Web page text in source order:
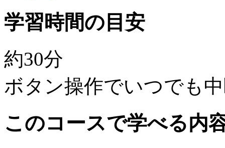
学習時間の目安
約30分
ボタン操作でいつでも
このコースで学べる内